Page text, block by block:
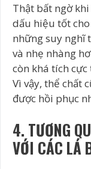
Thật bất ngờ
dấu hiệu tốt
những suy nghĩ
và nhẹ nhàng
còn khá tích
Vì vậy, thể chất
được hồi phục
4. TƯƠNG
VỚI CÁC LÁ